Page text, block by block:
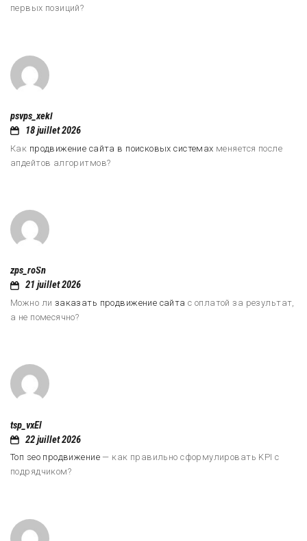
первых позиций?
psvps_xekl
18 juillet 2026
Как продвижение сайта в поисковых системах меняется после
апдейтов алгоритмов?
zps_roSn
21 juillet 2026
Можно ли заказать продвижение сайта с оплатой за результат,
а не помесячно?
tsp_vxEl
22 juillet 2026
Топ seo продвижение— как правильно сформулировать KPI с
подрядчиком?